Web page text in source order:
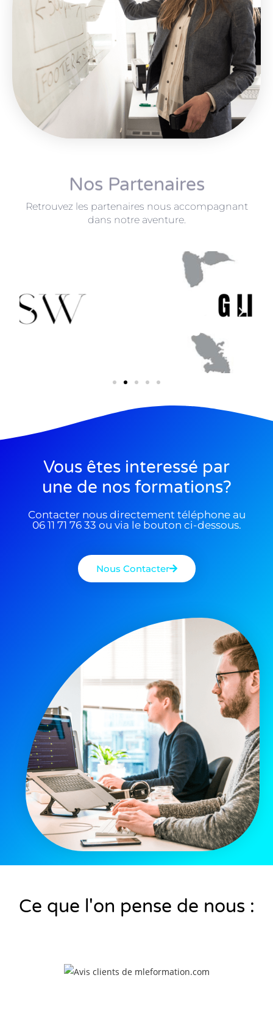
Nos Partenaires
Retrouvez les partenaires nous accompagnant
dans notre aventure.
Vous êtes interessé par
une de nos formations?
Contacter nous directement téléphone au
06 11 71 76 33 ou via le bouton ci-dessous.
Nous Contacter
Ce que l'on pense de nous :